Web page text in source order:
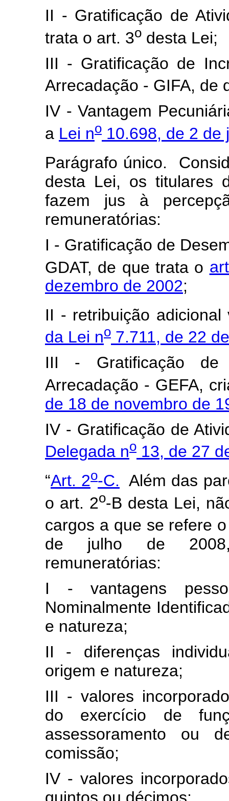
II - Gratificação de
trata o art. 3o desta Lei;
III - Gratificação de
Arrecadação - GIFA, de
IV - Vantagem
a Lei no 10.698, de 2 de
Parágrafo único.
desta Lei, os titulares
fazem jus à
remuneratórias:
I - Gratificação de
GDAT, de que trata o
dezembro de 2002;
II - retribuição
da Lei no 7.711, de 22
III - Gratificação de
Arrecadação - GEFA,
de 18 de novembro de
IV - Gratificação de
Delegada no 13, de 27
“Art. 2o-C. Além das
o art. 2o-B desta Lei,
cargos a que se refere
de julho de
remuneratórias:
I - vantagens
Nominalmente
e natureza;
II - diferenças
origem e natureza;
III - valores
do exercício de
assessoramento ou
comissão;
IV - valores